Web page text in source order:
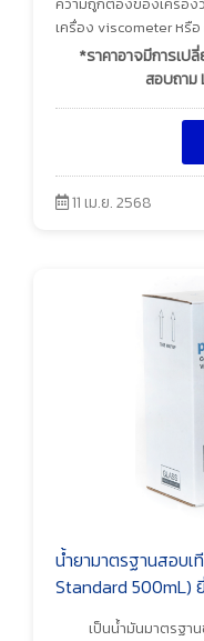
เครื่อง viscometer หรื
*ราคาอาจมีการเป
สอบถาม
11 เม.ย. 2568
น้ำยามาตรฐานสอบ
Standard 500mL)
เป็นน้ำมันมาตรฐา